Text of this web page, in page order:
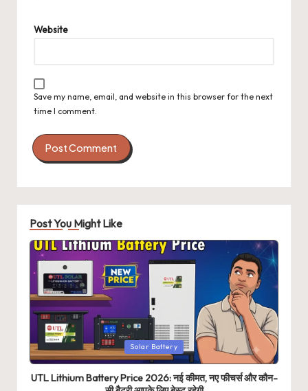
Website
Save my name, email, and website in this browser for the next
time I comment.
Post You Might Like
Posted
in
Solar Battery
UTL Lithium Battery Price 2026: नई कीमत, नए फीचर्स और कौन-